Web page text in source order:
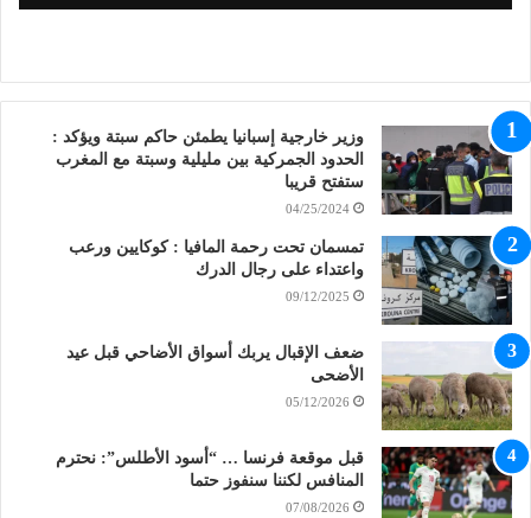
وزير خارجية إسبانيا يطمئن حاكم سبتة ويؤكد :
الحدود الجمركية بين مليلية وسبتة مع المغرب
ستفتح قريبا
04/25/2024
تمسمان تحت رحمة المافيا : كوكايين ورعب
واعتداء على رجال الدرك
09/12/2025
ضعف الإقبال يربك أسواق الأضاحي قبل عيد
الأضحى
05/12/2026
قبل موقعة فرنسا … “أسود الأطلس”: نحترم
المنافس لكننا سنفوز حتما
07/08/2026